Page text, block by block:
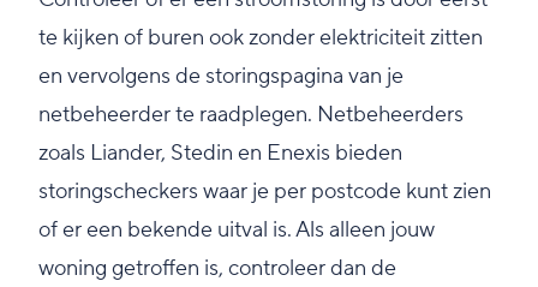
te kijken of buren ook zonder elektriciteit zitten
en vervolgens de storingspagina van je
netbeheerder te raadplegen. Netbeheerders
zoals Liander, Stedin en Enexis bieden
storingscheckers waar je per postcode kunt zien
of er een bekende uitval is. Als alleen jouw
woning getroffen is, controleer dan de